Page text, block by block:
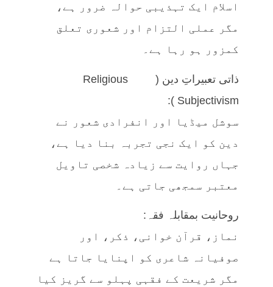
اسلام ایک تہذیبی حوالہ ضرور ہے،
مگر عملی التزام اور شعوری تعلق
کمزور ہو رہا ہے۔
ذاتی تعبیراتِ دین (Religious
Subjectivism):
سوشل میڈیا اور انفرادی شعور نے
دین کو ایک نجی تجربہ بنا دیا ہے،
جہاں روایت سے زیادہ شخصی تاویل
معتبر سمجھی جاتی ہے۔
روحانیت بمقابلہ فقہ:
نماز، قرآن خوانی، ذکر، اور
صوفیانہ شاعری کو اپنایا جاتا ہے
مگر شریعت کے فقہی پہلو سے گریز کیا